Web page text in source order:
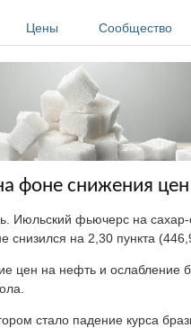
Цены Сообщество
фоне снижения
Июльский фьючерс на
снизился на 2,30 пункта
цен на нефть и ослабление
стало падение курса